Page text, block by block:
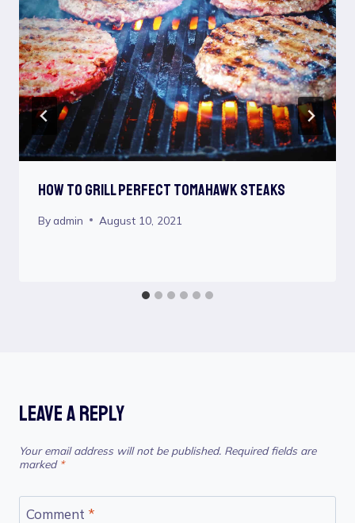
How To Grill Perfect Tomahawk Steaks
By admin August 10, 2021
Leave A Reply
Your email address will not be published. Required fields are
marked *
Comment *